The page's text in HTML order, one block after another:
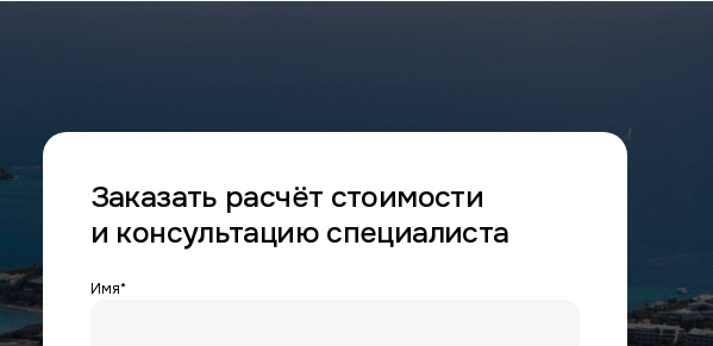
Заказать расчёт стоимости
и консультацию специалиста
Имя*